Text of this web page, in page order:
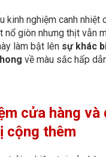
kinh nghiệm canh nhiệt
nổ giòn nhưng thịt vẫn
làm bật lên sự khác
về màu sắc hấp
cửa hàng và
cộng thêm